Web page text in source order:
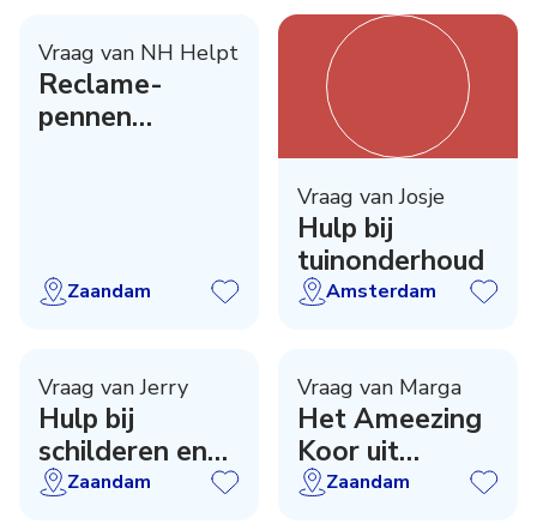
Vraag van NH Helpt
Reclame-
pennen
Zaandam
Vraag van Josje
Hulp bij
tuinonderhoud
Amsterdam
Vraag van Jerry
Hulp bij
schilderen en
behangen
Zaandam
Vraag van Marga
Het Ameezing
Koor uit
Zaandam zoekt
Zaandam